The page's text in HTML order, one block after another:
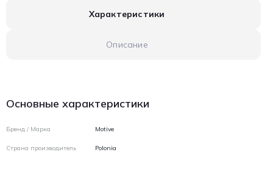
Характеристики
Описание
Основные характеристики
Бренд / Марка Motive
Страна производитель Polonia